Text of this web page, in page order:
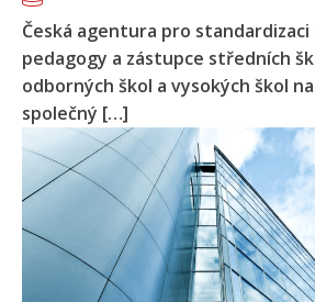
Česká agentura pro standardizaci
pedagogy a zástupce středních
odborných škol a vysokých škol
společný […]